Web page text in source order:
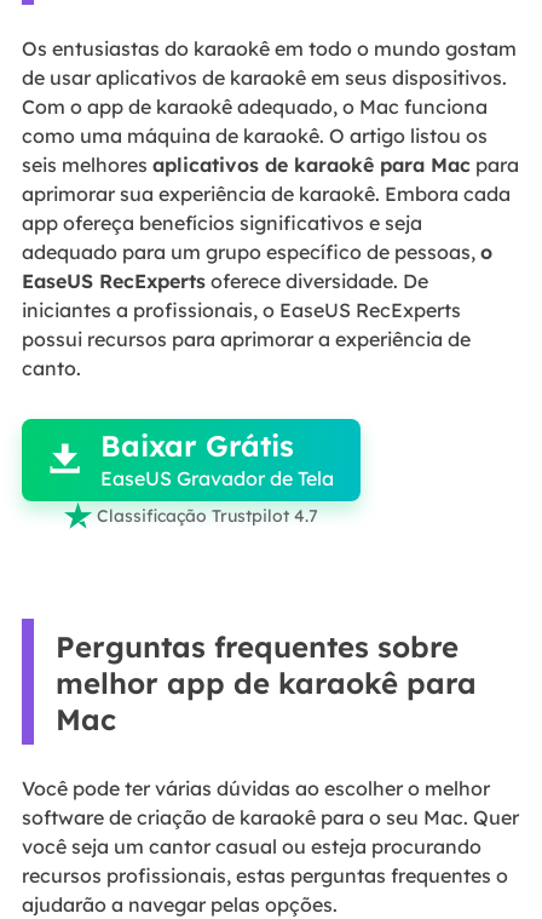
Os entusiastas do karaokê em todo o mundo gostam
de usar aplicativos de karaokê em seus dispositivos.
Com o app de karaokê adequado, o Mac funciona
como uma máquina de karaokê. O artigo listou os
seis melhores aplicativos de karaokê para Macpara
aprimorar sua experiência de karaokê. Embora cada
app ofereça benefícios significativos e seja
adequado para um grupo específico de pessoas, o
EaseUS RecExpertsoferece diversidade. De
iniciantes a profissionais, o EaseUS RecExperts
possui recursos para aprimorar a experiência de
canto.

 Baixar Grátis
EaseUS Gravador de Tela
 Classificação Trustpilot 4.7
Perguntas frequentes sobre
melhor app de karaokê para
Mac
Você pode ter várias dúvidas ao escolher o melhor
software de criação de karaokê para o seu Mac. Quer
você seja um cantor casual ou esteja procurando
recursos profissionais, estas perguntas frequentes o
ajudarão a navegar pelas opções.